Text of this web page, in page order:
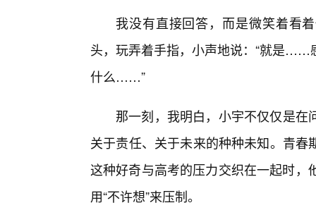
我没有直接回答，而是微笑着看
头，玩弄着手指，小声地说：“就是……
什么……”
那一刻，我明白，小宇不仅仅是
关于责任、关于未来的种种未知。青
这种好奇与高考的压力交织在一起时
用“不许想”来压制。